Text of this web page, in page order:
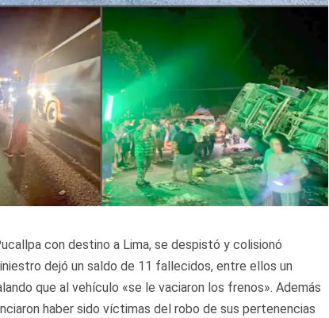
con destino a Lima, se despistó y colisionó
dejó un saldo de 11 fallecidos, entre ellos un
que al vehículo «se le vaciaron los frenos». Además
haber sido víctimas del robo de sus pertenencias